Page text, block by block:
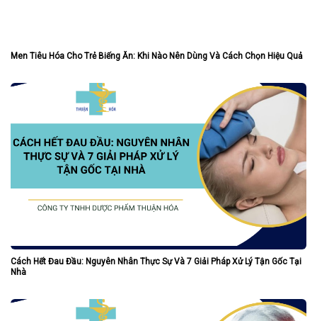
Men Tiêu Hóa Cho Trẻ Biếng Ăn: Khi Nào Nên Dùng Và Cách Chọn Hiệu Quả
Cách Hết Đau Đầu: Nguyên Nhân Thực Sự Và 7 Giải Pháp Xử Lý Tận Gốc Tại
Nhà